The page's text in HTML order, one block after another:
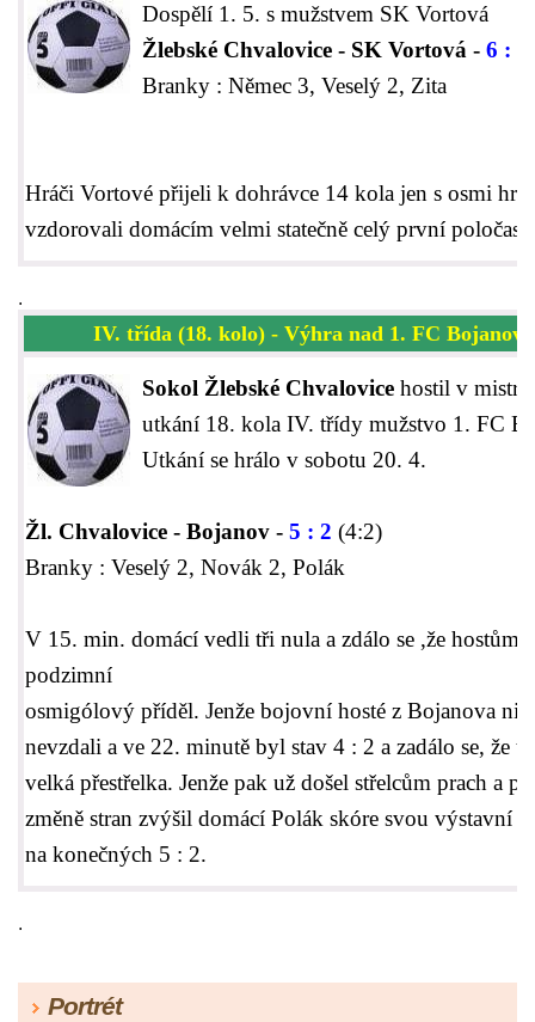
Dospělí 1. 5. s mužstvem SK Vortová
Žlebské Chvalovice - SK Vortová - 6 : 1
Branky : Němec 3, Veselý 2, Zita
Hráči Vortové přijeli k dohrávce 14 kola jen s osmi
vzdorovali domácím velmi statečně celý první poločas.
.
IV. třída (18. kolo) - Výhra nad 1. FC Bojanov.
Sokol Žlebské Chvalovice hostil v
utkání 18. kola IV. třídy mužstvo 1. FC
Utkání se hrálo v sobotu 20. 4.
Žl. Chvalovice - Bojanov - 5 : 2 (4:2)
Branky : Veselý 2, Novák 2, Polák
V 15. min. domácí vedli tři nula a zdálo se ,že hostům
podzimní
osmigólový příděl. Jenže bojovní hosté z Bojanova nic
nevzdali a ve 22. minutě byl stav 4 : 2 a zadálo se, že
velká přestřelka. Jenže pak už došel střelcům prach a po
změně stran zvýšil domácí Polák skóre svou výstavní
na konečných 5 : 2.
.
Portrét